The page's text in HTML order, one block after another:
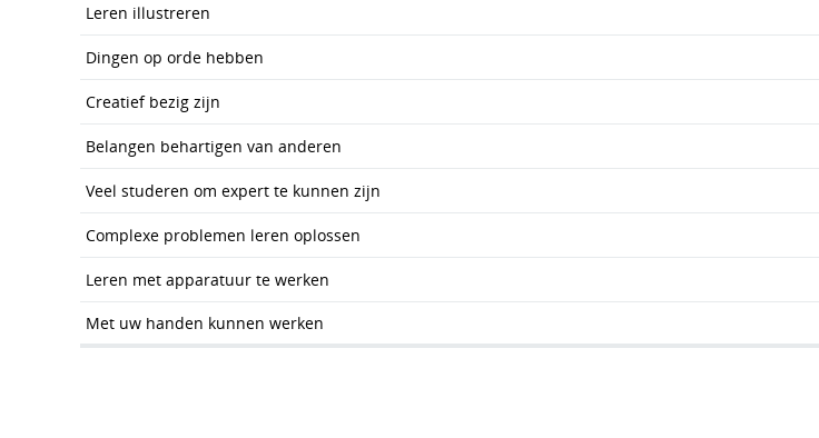
Leren illustreren
Dingen op orde hebben
Creatief bezig zijn
Belangen behartigen van anderen
Veel studeren om expert te kunnen zijn
Complexe problemen leren oplossen
Leren met apparatuur te werken
Met uw handen kunnen werken